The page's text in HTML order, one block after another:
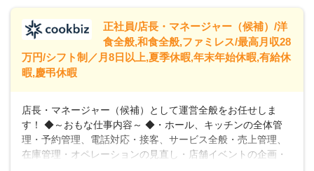
います。
正社員/店長・マネージャー（候補）/洋
食全般,和食全般,ファミレス/最高月収28
万円/シフト制／月8日以上,夏季休暇,年末年始休暇,有給休
暇,慶弔休暇
店長・マネージャー（候補）として運営全般をお任せしま
す！ ◆～おもな仕事内容～ ◆・ホール、キッチンの全体管
理・予約管理、電話対応・接客、サービス全般・売上管理、
在庫管理・オペレーションの見直し・店舗イベントの企画・